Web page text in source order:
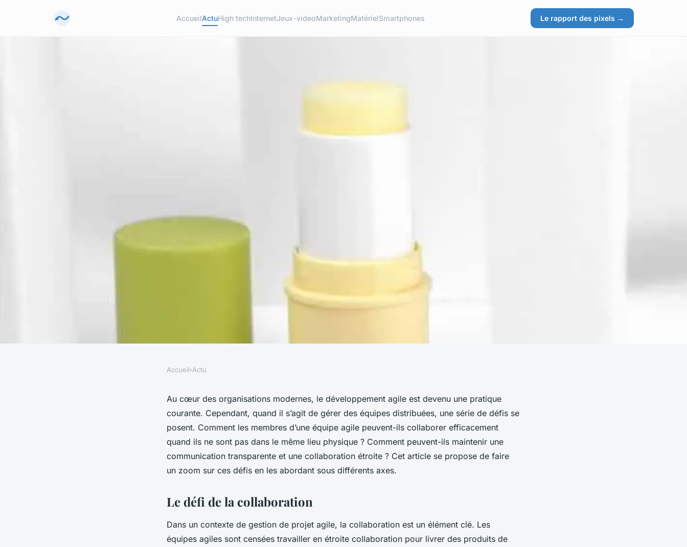
AccueilActuHigh techInternetJeux-videoMarketingMatérielSmartphones Le rapport des pixels →
Quels sont les défis de la gestion de
projet Agile dans les équipes
Accueil›Actu
Au cœur des organisations modernes, le développement agile est devenu une pratique
courante. Cependant, quand il s’agit de gérer des équipes distribuées, une série de défis se
posent. Comment les membres d’une équipe agile peuvent-ils collaborer efficacement
quand ils ne sont pas dans le même lieu physique ? Comment peuvent-ils maintenir une
communication transparente et une collaboration étroite ? Cet article se propose de faire
un zoom sur ces défis en les abordant sous différents axes.
Le défi de la collaboration
Dans un contexte de gestion de projet agile, la collaboration est un élément clé. Les
équipes agiles sont censées travailler en étroite collaboration pour livrer des produits de